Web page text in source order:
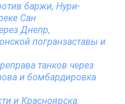
баржи, Нури-
Сан
Днепр,
погранзаставы и
танков через
и бомбардировка
и Красноярска: